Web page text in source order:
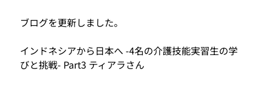
ブログを更新しました。
インドネシアから日本へ -4名の介護技能実習生の学
びと挑戦- Part3 ティアラさん